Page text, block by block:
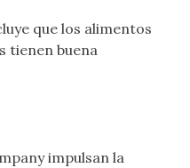
que los alimentos
tienen buena
impulsan la